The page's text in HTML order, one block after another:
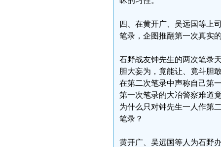
四、在黄开广、吴远国等上
笔录，企图推翻第一次真实
石野战友钟先生的两次笔录
胆大妄为，竟能让、竟斗胆
在第二次笔录中声称自己第
第一次笔录的大冶警察难道
为什么只对钟先生一人作第
笔录？
黄开广、吴远国等人为石野